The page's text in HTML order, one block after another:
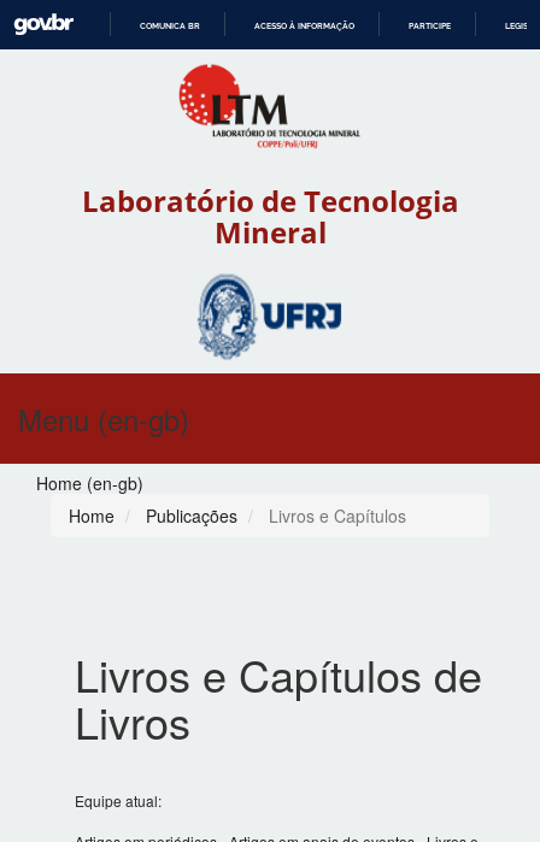
CONTEÚDO
COMUNICA BR ACESSO À INFORMAÇÃO PARTICIPE
Laboratório de Tecnologia
Mineral
Menu (en-gb)
Home (en-gb)
Home
Publicações Livros e Capítulos
Livros e Capítulos de
Livros
Equipe atual: